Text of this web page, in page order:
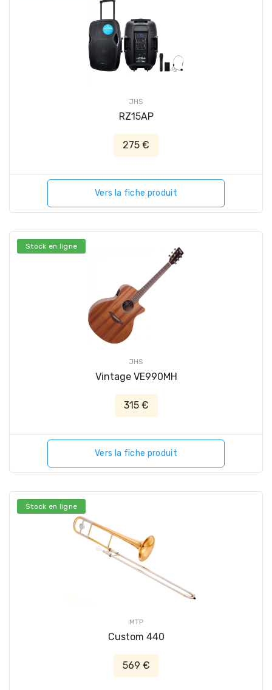
JHS
RZ15AP
275 €
Vers la fiche produit
Stock en ligne
JHS
Vintage VE990MH
315 €
Vers la fiche produit
Stock en ligne
MTP
Custom 440
569 €